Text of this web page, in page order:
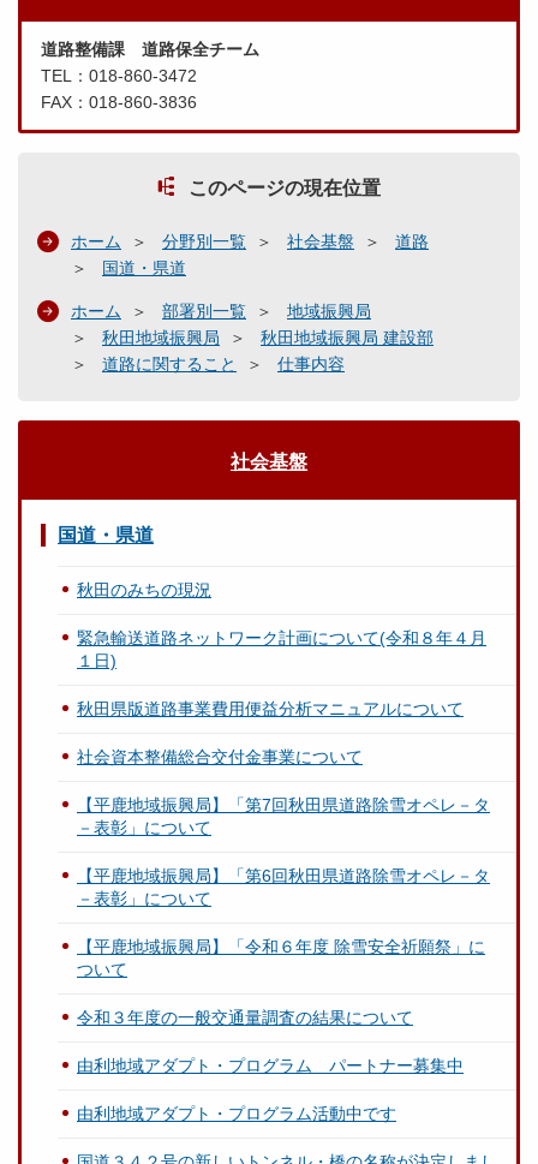
道路整備課 道路保全チーム
TEL：018-860-3472
FAX：018-860-3836
このページの現在位置
ホーム 分野別一覧 社会基盤
道路
国道・県道
ホーム 部署別一覧
地域振興局
秋田地域振興局
秋田地域振興局 建設部
道路に関すること
仕事内容
社会基盤
国道・県道
秋田のみちの現況
緊急輸送道路ネットワーク計画について(令和８年４月
１日)
秋田県版道路事業費用便益分析マニュアルについて
社会資本整備総合交付金事業について
【平鹿地域振興局】「第7回秋田県道路除雪オペレ－タ
－表彰」について
【平鹿地域振興局】「第6回秋田県道路除雪オペレ－タ
－表彰」について
【平鹿地域振興局】「令和６年度 除雪安全祈願祭」に
ついて
令和３年度の一般交通量調査の結果について
由利地域アダプト・プログラム パートナー募集中
由利地域アダプト・プログラム活動中です